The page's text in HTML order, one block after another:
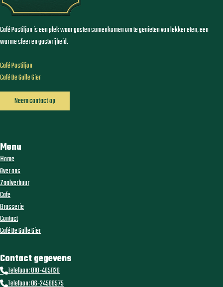
Café Postiljon is een plek waar gasten samenkomen om te genieten van lekker eten, een
warme sfeer en gastvrijheid.
Café Postiljon
Café De Gulle Gier
Neem contact op
Menu
Home
Over ons
Zaalverhuur
Cafe
Brasserie
Contact
Café De Gulle Gier
Contact gegevens
Telefoon: 010-4651126
Telefoon: 06-24566575